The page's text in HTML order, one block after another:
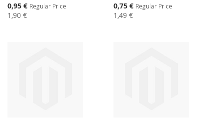
Special
Price
0,95 € Regular Price
1,90 €
Special
Price
0,75 € Regular Price
1,49 €